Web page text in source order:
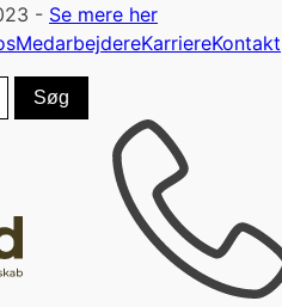
- Se mere her
MedarbejdereKarriereKontakt